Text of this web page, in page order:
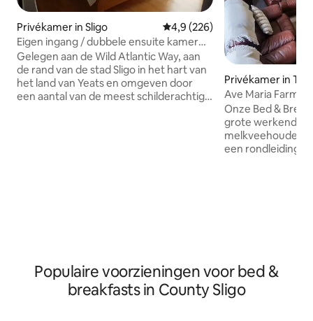
Privékamer in Sligo Gemiddelde beoordeling van
4,9 (226)
Eigen ingang / dubbele ensuite kamer
South Sligo.
Gelegen aan de Wild Atlantic Way, aan
de rand van de stad Sligo in het hart van
het land van Yeats en omgeven door
een aantal van de meest schilderachtige
Privékamer in
Ave Maria
Onze Bed &
grote werkende
een rondleiding
zijn ongeveer 1
strand en de
(The Beach Bar).
Populaire voorzieningen voor bed &
breakfasts in County Sligo